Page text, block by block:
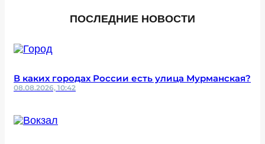
ПОСЛЕДНИЕ НОВОСТИ
В каких городах России есть улица Мурманская?
08.08.2026, 10:42